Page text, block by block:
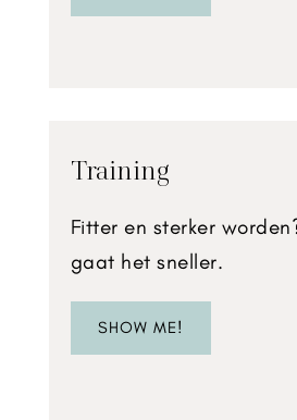
Training
Fitter en sterker
gaat het sneller.
SHOW ME!